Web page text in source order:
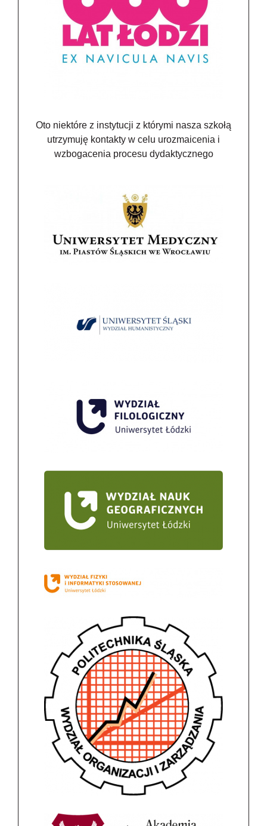
Oto niektóre z instytucji z którymi nasza szkołą
utrzymuję kontakty w celu urozmaicenia i
wzbogacenia procesu dydaktycznego